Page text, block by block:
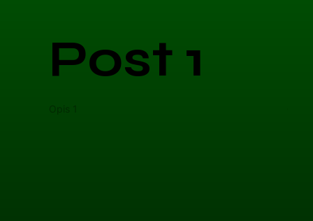
Post 1
Opis 1